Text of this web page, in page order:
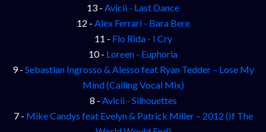
13 - Avicii - Last Dance
12 - Alex Ferrari - Bara Bere
11 - Flo Rida - I Cry
10 - Loreen - Euphoria
9 - Sebastian Ingrosso & Alesso feat Ryan Tedder – Lose My
Mind (Calling Vocal Mix)
8 - Avicii - Silhouettes
7 - Mike Candys feat Evelyn & Patrick Miller – 2012 (If The